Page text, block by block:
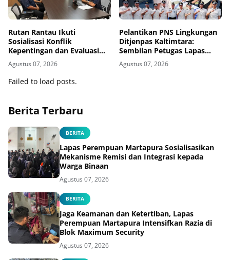
Rutan Rantau Ikuti
Sosialisasi Konflik
Kepentingan dan Evaluasi
Caraka LHKAN Secara Virtual
Agustus 07, 2026
Pelantikan PNS Lingkungan
Ditjenpas Kaltimtara:
Sembilan Petugas Lapas
Bontang Resmi Diangkat
Agustus 07, 2026
Failed to load posts.
Berita Terbaru
BERITA
Lapas Perempuan Martapura Sosialisasikan
Mekanisme Remisi dan Integrasi kepada
Warga Binaan
Agustus 07, 2026
BERITA
Jaga Keamanan dan Ketertiban, Lapas
Perempuan Martapura Intensifkan Razia di
Blok Maximum Security
Agustus 07, 2026